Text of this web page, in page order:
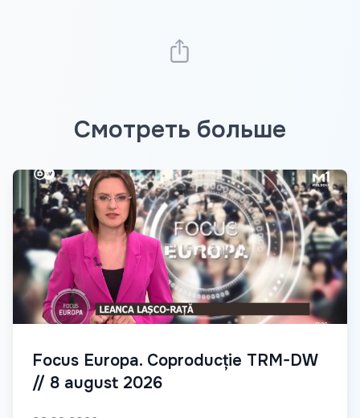
Смотреть больше
Focus Europa. Coproducție TRM-DW
// 8 august 2026